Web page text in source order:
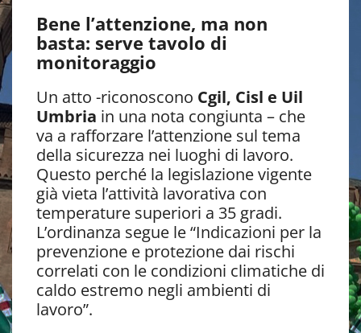
Bene l’attenzione, ma non
basta: serve tavolo di
monitoraggio
Un atto -riconoscono Cgil, Cisl e Uil
Umbria in una nota congiunta – che
va a rafforzare l’attenzione sul tema
della sicurezza nei luoghi di lavoro.
Questo perché la legislazione vigente
già vieta l’attività lavorativa con
temperature superiori a 35 gradi.
L’ordinanza segue le “Indicazioni per la
prevenzione e protezione dai rischi
correlati con le condizioni climatiche di
caldo estremo negli ambienti di
lavoro”.